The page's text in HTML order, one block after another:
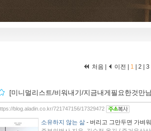
처음 | 이전 | 1 2 3
[미니멀리스트/비워내기/지금내게필요한것만
blog.aladin.co.kr/721747156/17329472
소유하지 않는 삶 - 버리고 그만두면 가벼